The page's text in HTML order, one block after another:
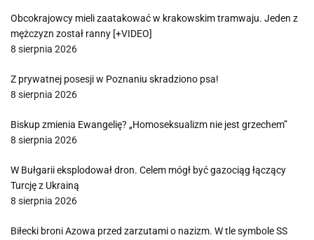
Obcokrajowcy mieli zaatakować w krakowskim tramwaju. Jeden z
mężczyzn został ranny [+VIDEO]
8 sierpnia 2026
Z prywatnej posesji w Poznaniu skradziono psa!
8 sierpnia 2026
Biskup zmienia Ewangelię? „Homoseksualizm nie jest grzechem”
8 sierpnia 2026
W Bułgarii eksplodował dron. Celem mógł być gazociąg łączący
Turcję z Ukrainą
8 sierpnia 2026
Biłecki broni Azowa przed zarzutami o nazizm. W tle symbole SS